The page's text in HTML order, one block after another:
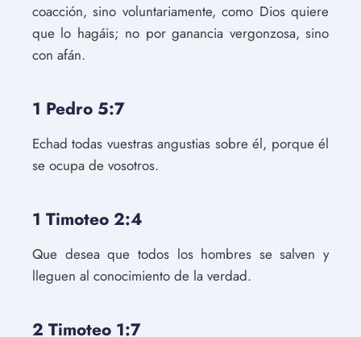
coacción, sino voluntariamente, como Dios quiere
que lo hagáis; no por ganancia vergonzosa, sino
con afán.
1 Pedro 5:7
Echad todas vuestras angustias sobre él, porque él
se ocupa de vosotros.
1 Timoteo 2:4
Que desea que todos los hombres se salven y
lleguen al conocimiento de la verdad.
2 Timoteo 1:7